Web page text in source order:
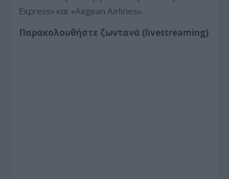
Express» και «Aegean Airlines».
Παρακολουθήστε ζωντανά (livestreaming)